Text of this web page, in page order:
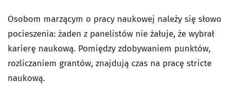
Osobom marzącym o pracy naukowej należy się słowo
pocieszenia: żaden z panelistów nie żałuje, że wybrał
karierę naukową. Pomiędzy zdobywaniem punktów,
rozliczaniem grantów, znajdują czas na pracę stricte
naukową.